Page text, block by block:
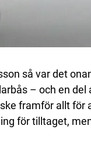
så var det
– och en
framför allt för
för tilltaget,